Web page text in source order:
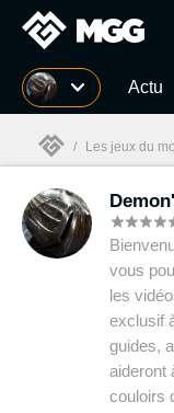
MGG Actu
MGG
/ Les jeux du
vous
les
exclusif
guides,
aideront
couloirs